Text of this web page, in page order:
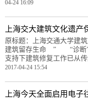
04-24 16:09
上海交大建筑文化遗
原标题：上海交通大学建
建筑留存生命 ” “诊断”
支持下建筑修复工作已从
2017-04-24 15:54
上海今天全面启用电子